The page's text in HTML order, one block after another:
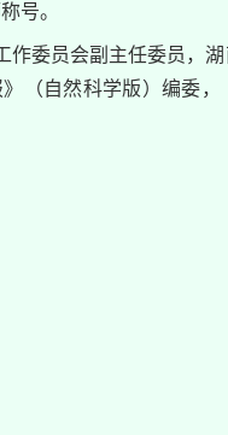
号。
委员会副主任委员，
自然科学版）编委，